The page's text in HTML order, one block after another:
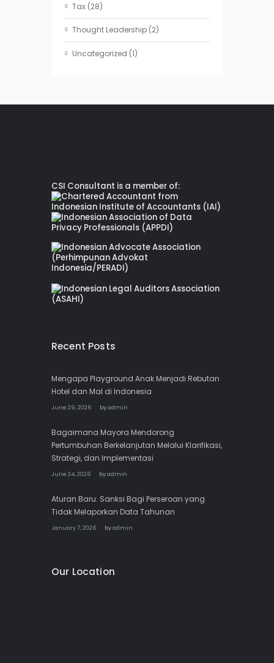
Tax (28)
Thought Leadership (2)
Uncategorized (1)
CSI Consultant is a member of:
Recent Posts
Mengapa Playground Anak Menjadi Rebutan
Hotel dan Mal di Indonesia
June 29, 2026 byadmin
Bagaimana Mayora Mendorong
Pertumbuhan Berkelanjutan Melalui Klarifikasi,
Strategi, dan Implementasi
June 24, 2026 byadmin
Aturan Baru: Sanksi Bagi Perseroan yang
Tidak Melaporkan Data Tahunan
January 7, 2026 byadmin
Our Location